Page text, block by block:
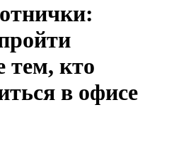
тем, кто
в офисе